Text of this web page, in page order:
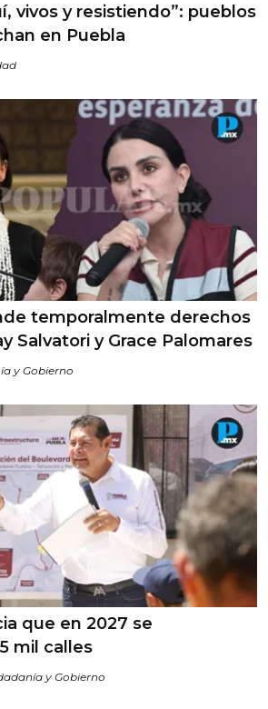
vivos y resistiendo”: pueblos
en Puebla
temporalmente derechos
Salvatori y Grace Palomares
y Gobierno
que en 2027 se
mil calles
y Gobierno